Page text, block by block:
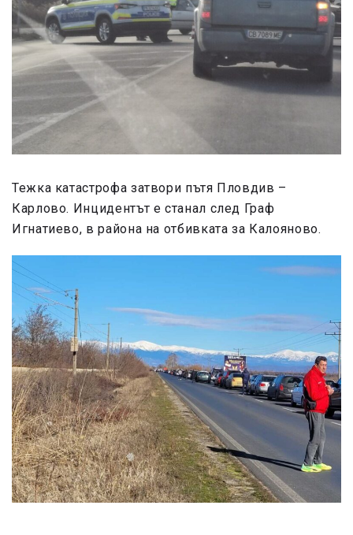
Тежка катастрофа затвори пътя Пловдив –
Карлово. Инцидентът е станал след Граф
Игнатиево, в района на отбивката за Калояново.